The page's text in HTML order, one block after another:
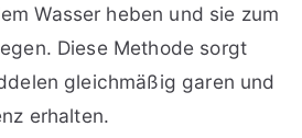
Wasser heben und sie zum
Diese Methode sorgt
gleichmäßig garen und
erhalten.